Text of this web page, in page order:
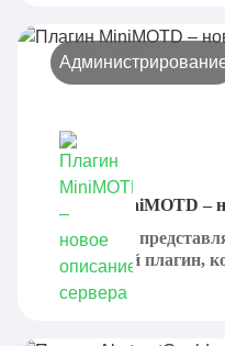
Плагин MiniMOTD –
MiniMOTD
интересный плагин,